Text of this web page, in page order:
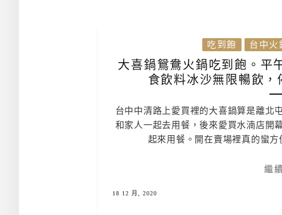
吃到飽 台中火
大喜鍋鴛鴦火鍋吃到飽。平
食飲料冰沙無限暢飲
台中中清路上愛買裡的大喜鍋算是離北
和家人一起去用餐，後來愛買水湳店開
起來用餐。開在賣場裡真的蠻方
繼
18 12 月, 2020